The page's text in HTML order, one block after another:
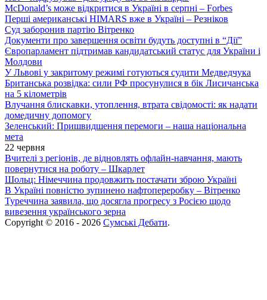
McDonald’s може відкритися в Україні в серпні – Forbes
Перші американські HIMARS вже в Україні – Резніков
Суд заборонив партію Вітренко
Документи про завершення освіти будуть доступні в “Дії”
Європарламент підтримав кандидатський статус для України і
Молдови
У Львові у закритому режимі готуються судити Медведчука
Британська розвідка: сили РФ просунулися в бік Лисичанська
на 5 кілометрів
Влучання блискавки, утоплення, втрата свідомості: як надати
домедичну допомогу
Зеленський: Пришвидшення перемоги – наша національна
мета
22 червня
Вчителі з регіонів, де відновлять офлайн-навчання, мають
повернутися на роботу – Шкарлет
Шольц: Німеччина продовжить постачати зброю Україні
В Україні повністю зупинено нафтопереробку – Вітренко
Туреччина заявила, що досягла прогресу з Росією щодо
вивезення українського зерна
Copyright © 2016 - 2026 Сумські Дебати.